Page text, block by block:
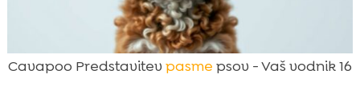
Cavapoo Predstavitev pasme psov - Vaš vodnik 16